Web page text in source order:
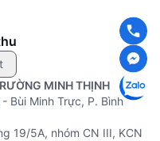
MINH THỊNH
Bùi Minh Trực, P. Bình
19/5A, nhóm CN III, KCN